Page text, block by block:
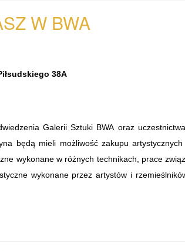
W BWA
38A
Galerii Sztuki BWA oraz
będą mieli możliwość zakupu
wykonane w różnych technikach, prace
wykonane przez artystów i